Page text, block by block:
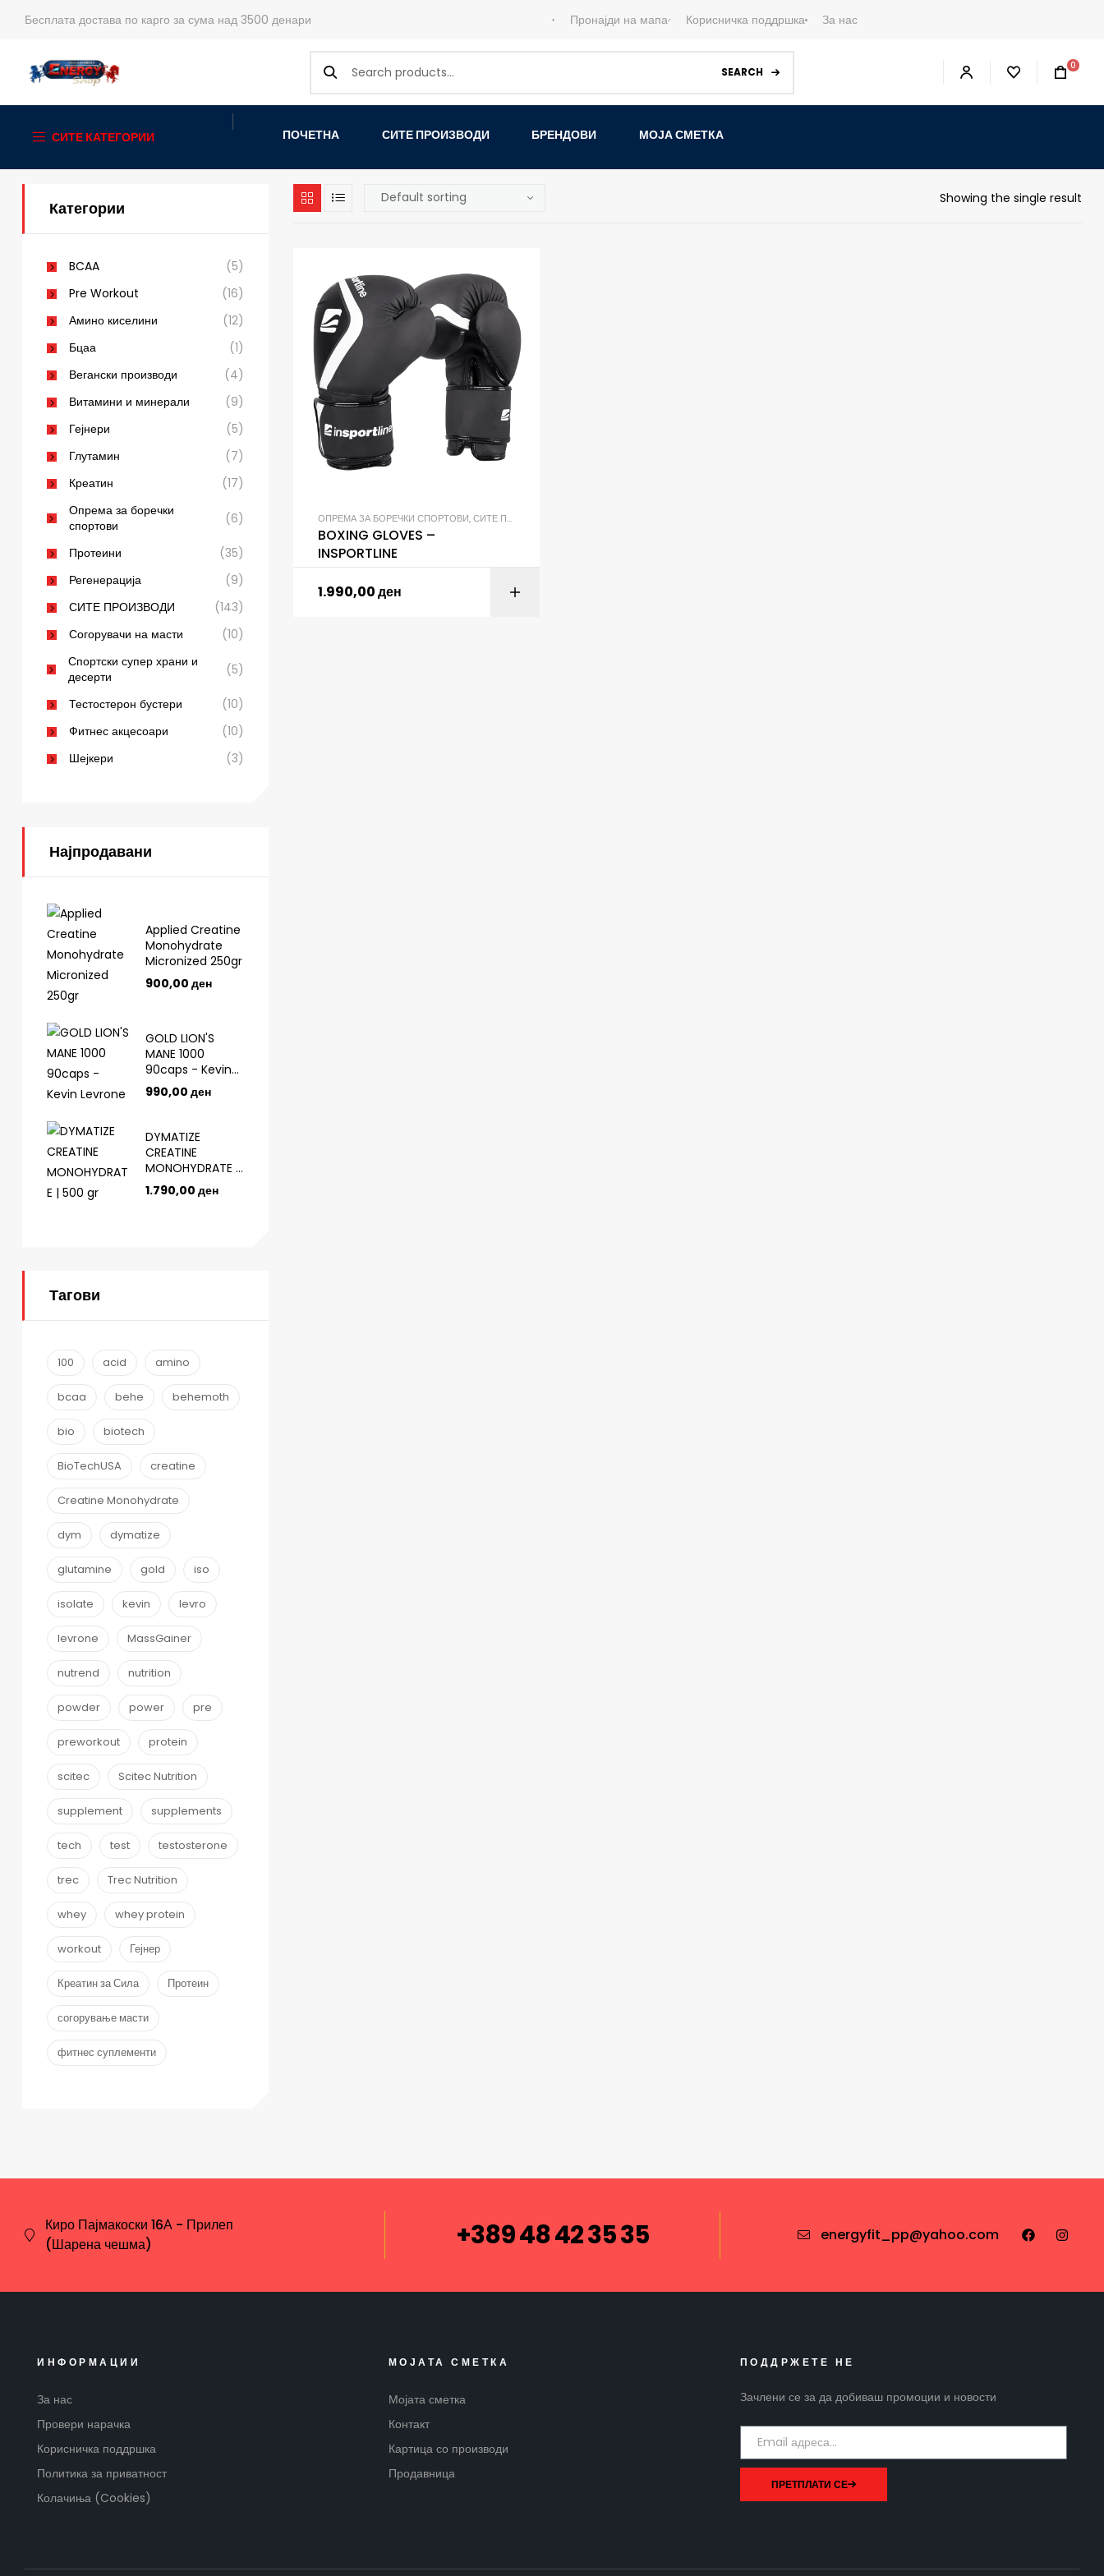
Бесплата достава по карго за сума над 3500 денари Пронајди на мапа Корисничка поддршка За нас
SEARCH 0
СИТЕ КАТЕГОРИИ ПОЧЕТНА СИТЕ ПРОИЗВОДИ БРЕНДОВИ МОЈА СМЕТКА
Showing the single result
ОПРЕМА ЗА БОРЕЧКИ СПОРТОВИ,СИТЕ ПРОИЗВОДИ
BOXING GLOVES –
INSPORTLINE
1.990,00ден
Категории
BCAA
(5)
Pre Workout
(16)
Амино киселини
(12)
Бцаа
(1)
Вегански производи
(4)
Витамини и минерали
(9)
Гејнери
(5)
Глутамин
(7)
Креатин
(17)
Опрема за боречки
спортови
(6)
Протеини
(35)
Регенерација
(9)
СИТЕ ПРОИЗВОДИ
(143)
Согорувачи на масти
(10)
Спортски супер храни и
десерти
(5)
Тестостерон бустери
(10)
Фитнес акцесоари
(10)
Шејкери
(3)
Најпродавани
Applied Creatine
Monohydrate
Micronized 250gr
900,00 ден
GOLD LION'S
MANE 1000
90caps - Kevin
Levrone
990,00 ден
DYMATIZE
CREATINE
MONOHYDRATE |
500 gr
1.790,00 ден
Тагови
100 acid amino
bcaa behe behemoth
bio biotech
BioTechUSA creatine
Creatine Monohydrate
dym dymatize
glutamine gold iso
isolate kevin levro
levrone MassGainer
nutrend nutrition
powder power pre
preworkout protein
scitec Scitec Nutrition
supplement supplements
tech test testosterone
trec Trec Nutrition
whey whey protein
workout Гејнер
Креатин за Сила Протеин
согорување масти
фитнес суплементи
Киро Пајмакоски 16А - Прилеп
(Шарена чешма)
+389 48 42 35 35 energyfit_pp@yahoo.com
ИНФОРМАЦИИ
За нас
Провери нарачка
Корисничка поддршка
Политика за приватност
Колачиња (Cookies)
МОЈАТА СМЕТКА
Мојата сметка
Контакт
Картица со производи
Продавница
ПОДДРЖЕТЕ НЕ
Зачлени се за да добиваш промоции и новости
ПРЕТПЛАТИ СЕ